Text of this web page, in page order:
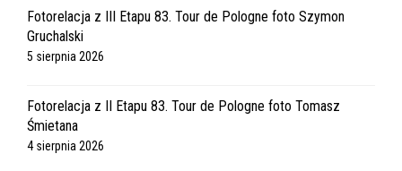
Fotorelacja z III Etapu 83. Tour de Pologne foto Szymon
Gruchalski
5 sierpnia 2026
Fotorelacja z II Etapu 83. Tour de Pologne foto Tomasz
Śmietana
4 sierpnia 2026